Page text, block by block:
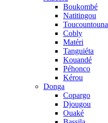
Boukombé
Natitingou
Toucountouna
Cobly
Matéri
Tanguiéta
Kouandé
Péhonco
Kérou
Donga
Copargo
Djougou
Ouaké